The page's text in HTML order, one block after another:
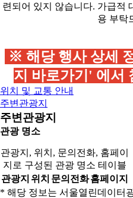
※ 해당 행사 상세
지 바로가기' 에서
위치 및 교통 안내
주변관광지
주변관광지
관광 명소
관광지, 위치, 문의전화, 홈페이
지로 구성된 관광 명소 테이블
관광지 위치 문의전화홈페이지
* 해당 정보는 서울열린데이터